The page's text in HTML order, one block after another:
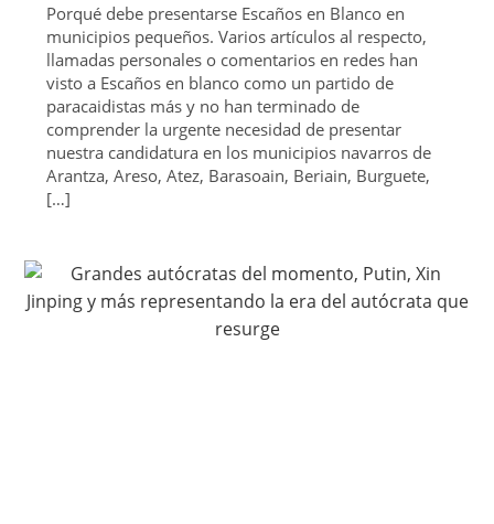
Porqué debe presentarse Escaños en Blanco en
municipios pequeños. Varios artículos al respecto,
llamadas personales o comentarios en redes han
visto a Escaños en blanco como un partido de
paracaidistas más y no han terminado de
comprender la urgente necesidad de presentar
nuestra candidatura en los municipios navarros de
Arantza, Areso, Atez, Barasoain, Beriain, Burguete,
[…]